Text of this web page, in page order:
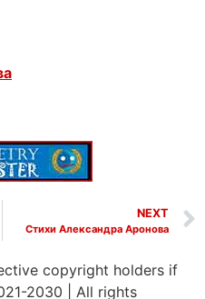
NEXT
Стихи Александра Аронова
copyright holders if
2030
All rights